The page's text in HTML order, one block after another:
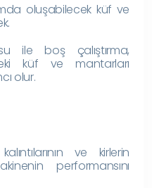
oluşabilecek küf ve
ile boş çalıştırma,
küf ve mantarları
olur.
ve kirlerin
performansını